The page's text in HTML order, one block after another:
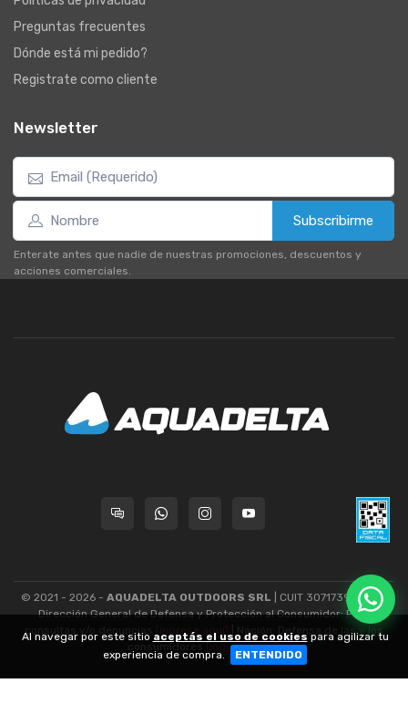
Preguntas frecuentes
Dónde está mi pedido?
Registrate como cliente
Newsletter
Subscribirme
Enterate antes que nadie de nuestras promociones, descuentos y
acciones comerciales.
© 2021 - 2026 - AQUADELTA OUTDOORS SRL | CUIT 30717393445 -
Dirección General de Defensa y Protección al Consumidor: Para
consultas y/o denuncias
[ingrese aquí]
| Nación: Defensa de las y los
[ingrese aquí].
Al navegar por este sitio aceptás el uso de cookies para agilizar tu
experiencia de compra.
ENTENDIDO